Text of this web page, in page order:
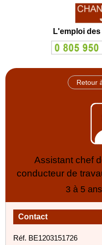
L'emploi
Retour
Assistant chef
conducteur de
3 à 5
Contact
Réf. BE1203151726